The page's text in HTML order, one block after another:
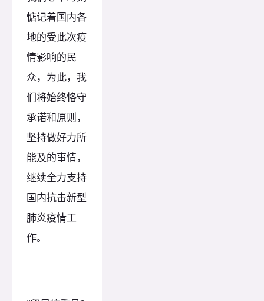
惦记着国内各
地的受此次疫
情影响的民
众，为此，我
们将始终恪守
承诺和原则，
坚持做好力所
能及的事情，
继续全力支持
国内抗击新型
肺炎疫情工
作。